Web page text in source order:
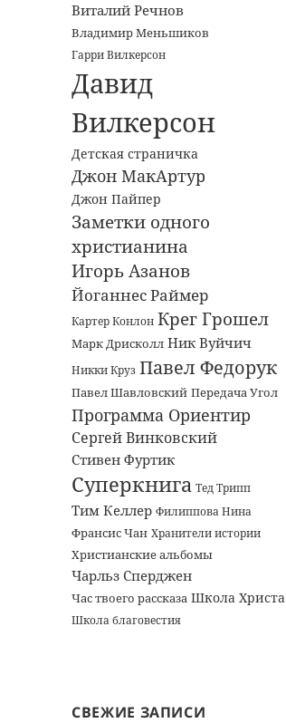
Виталий Речнов
Владимир Меньшиков
Гарри Вилкерсон
Давид
Вилкерсон
Детская страничка
Джон МакАртур
Джон Пайпер
Заметки одного
христианина
Игорь Азанов
Йоганнес Раймер
Картер Конлон Крег Грошел
Марк Дрисколл Ник Вуйчич
Никки Круз Павел Федорук
Павел Шавловский Передача Угол
Программа Ориентир
Сергей Винковский
Стивен Фуртик
Суперкнига Тед Трипп
Тим Келлер Филиппова Нина
Франсис Чан Хранители истории
Христианские альбомы
Чарльз Сперджен
Час твоего рассказа Школа Христа
Школа благовестия
СВЕЖИЕ ЗАПИСИ